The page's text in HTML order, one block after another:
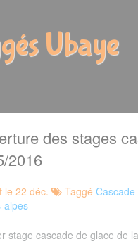
Ubaye
des stages
2016
le 22 déc. Taggé
alpes
stage cascade de glace de